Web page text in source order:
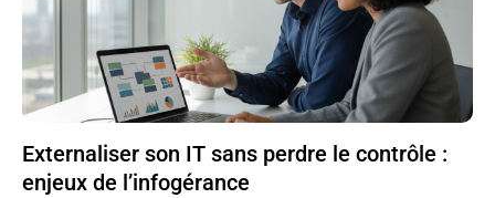
Externaliser son IT sans perdre le contrôle :
enjeux de l’infogérance